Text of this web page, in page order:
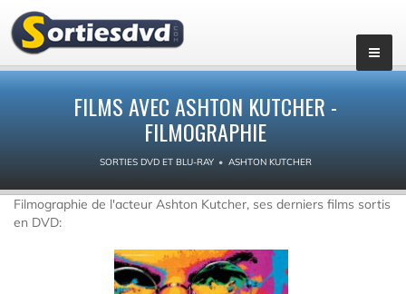
FILMS AVEC ASHTON KUTCHER -
FILMOGRAPHIE
SORTIES DVD ET BLU-RAY ASHTON KUTCHER
Filmographie de l'acteur Ashton Kutcher, ses derniers films sortis
en DVD: